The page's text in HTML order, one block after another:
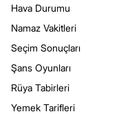
Hava Durumu
Namaz Vakitleri
Seçim Sonuçları
Şans Oyunları
Rüya Tabirleri
Yemek Tarifleri